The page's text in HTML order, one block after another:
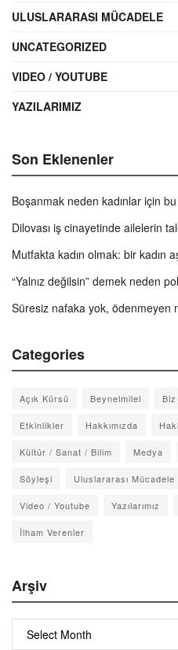
ULUSLARARASI MÜCADELE
UNCATEGORIZED
VIDEO / YOUTUBE
YAZILARIMIZ
Son Eklenenler
Boşanmak neden kadınlar için
Dilovası iş cinayetinde ailelerin
Mutfakta kadın olmak: bir kadın
“Yalnız değilsin” demek neden
Süresiz nafaka yok, ödenmeyen
Categories
Açık Kürsü Beynelmilel
Etkinlikler Hakkımızda
Kültür / Sanat / Bilim Medya
Söyleşi Uluslararası Mücadele
Video / Youtube Yazılarımız
İlham Verenler
Arşiv